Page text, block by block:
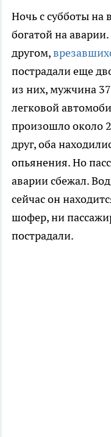
Ночь с субботы на
богатой на
другом,
пострадали еще
из них, мужчина
легковой
произошло около
друг, оба
опьянения. Но
аварии сбежал.
сейчас он
шофер, ни
пострадали.